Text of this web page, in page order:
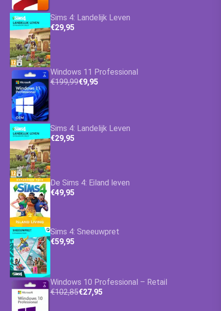
Sims 4: Landelijk Leven
€29,95
Windows 11 Professional
€199,99€9,95
Sims 4: Landelijk Leven
€29,95
De Sims 4: Eiland leven
€49,95
Sims 4: Sneeuwpret
€59,95
Windows 10 Professional – Retail
€102,85€27,95